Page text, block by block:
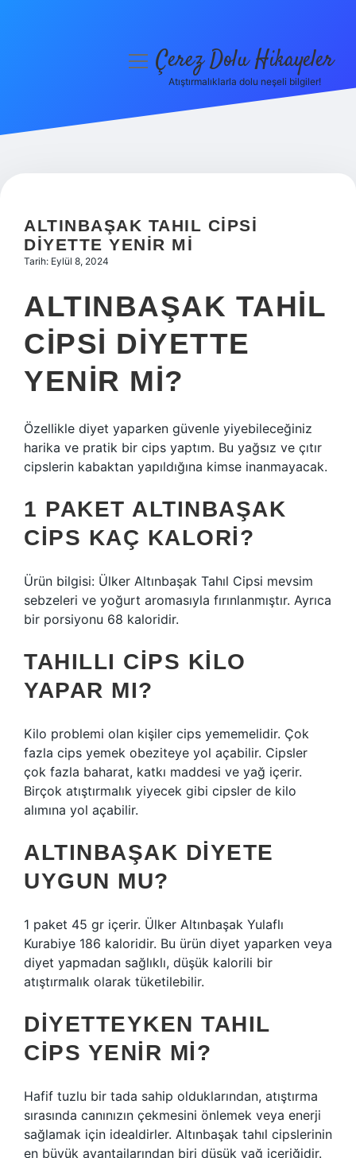
Hakkımızda
menüyüÇerez Dolu Hikayeler
Atıştırmalıklarla dolu neşeli bilgiler!
ALTINBAŞAK TAHIL CIPSI
DIYETTE YENIR MI
Tarih: Eylül 8, 2024
ALTINBAŞAK TAHIL
CIPSI DIYETTE
YENIR MI?
Özellikle diyet yaparken güvenle yiyebileceğiniz
harika ve pratik bir cips yaptım. Bu yağsız ve çıtır
cipslerin kabaktan yapıldığına kimse inanmayacak.
1 PAKET ALTINBAŞAK
CIPS KAÇ KALORI?
Ürün bilgisi: Ülker Altınbaşak Tahıl Cipsi mevsim
sebzeleri ve yoğurt aromasıyla fırınlanmıştır. Ayrıca
bir porsiyonu 68 kaloridir.
TAHILLI CIPS KILO
YAPAR MI?
Kilo problemi olan kişiler cips yememelidir. Çok
fazla cips yemek obeziteye yol açabilir. Cipsler
çok fazla baharat, katkı maddesi ve yağ içerir.
Birçok atıştırmalık yiyecek gibi cipsler de kilo
alımına yol açabilir.
ALTINBAŞAK DIYETE
UYGUN MU?
1 paket 45 gr içerir. Ülker Altınbaşak Yulaflı
Kurabiye 186 kaloridir. Bu ürün diyet yaparken veya
diyet yapmadan sağlıklı, düşük kalorili bir
atıştırmalık olarak tüketilebilir.
DIYETTEYKEN TAHIL
CIPS YENIR MI?
Hafif tuzlu bir tada sahip olduklarından, atıştırma
sırasında canınızın çekmesini önlemek veya enerji
sağlamak için idealdirler. Altınbaşak tahıl cipslerinin
en büyük avantajlarından biri düşük yağ içeriğidir.